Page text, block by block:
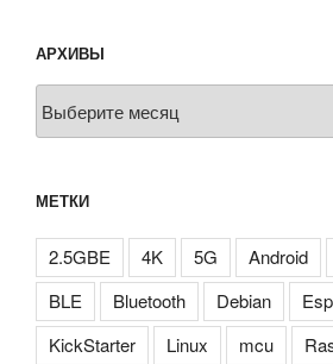
АРХИВЫ
МЕТКИ
2.5GBE 4K 5G Android
BLE
Bluetooth Debian
KickStarter
Linux mcu